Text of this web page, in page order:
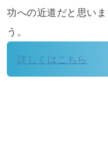
功への近道だと思い
う。
詳しくはこちら